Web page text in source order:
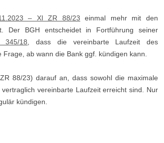
– XI ZR 88/23 einmal mehr mit den
Der BGH entscheidet in Fortführung seiner
18 , dass die vereinbarte Laufzeit des
ab wann die Bank ggf. kündigen kann.
88/23) darauf an, dass sowohl die maximale
vereinbarte Laufzeit erreicht sind. Nur
kündigen.